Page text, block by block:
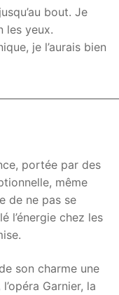
bout. Je
les yeux.
je l’aurais bien
portée par des
même
de ne pas se
l’énergie chez les
son charme une
Garnier, la